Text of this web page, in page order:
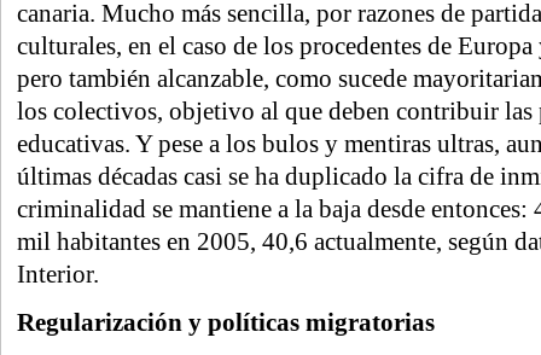
canaria. Mucho más sencilla, por razones de
culturales, en el caso de los procedentes de
pero también alcanzable, como sucede
los colectivos, objetivo al que deben contribuir las
educativas. Y pese a los bulos y mentiras ultras,
últimas décadas casi se ha duplicado la cifra de
criminalidad se mantiene a la baja desde entonces:
mil habitantes en 2005, 40,6 actualmente, según
Interior.
Regularización y políticas migratorias